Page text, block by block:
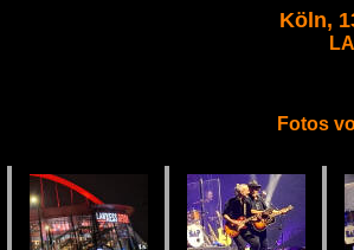
Köln,
Fotos